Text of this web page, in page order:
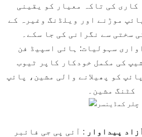
کاری کی تاکہ معیار کو یقینی
موڑنے اور ویلڈنگ وغیرہ کے
سختی سے نگرانی کی جا سکے۔
سہولیات: ہائی اسپیڈ فن
کی مکمل خودکار کاپر ٹیوب
کو پھیلانے والی مشین، پائپ
کٹنگ مشین۔
پیداوار : آئی پی جی فائبر